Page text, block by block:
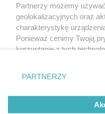
Partnerzy możemy
geolokalizacyjnych oraz
charakterystykę
Ponieważ cenimy Twoją
korzystanie z tych
zmienić/wycofać klikając
znajdujący się w lewym
rodzaje przetwarzania
użytkownika, ale masz
PARTNERZY